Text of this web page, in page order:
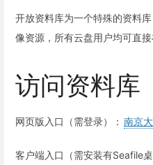
开放资料库为一个特殊的资料
像资源，所有云盘用户均可直
访问资料库
网页版入口（需登录）： 南京
客户端入口（需安装有Seafile